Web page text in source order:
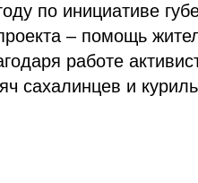
по инициативе
– помощь
работе
сахалинцев и